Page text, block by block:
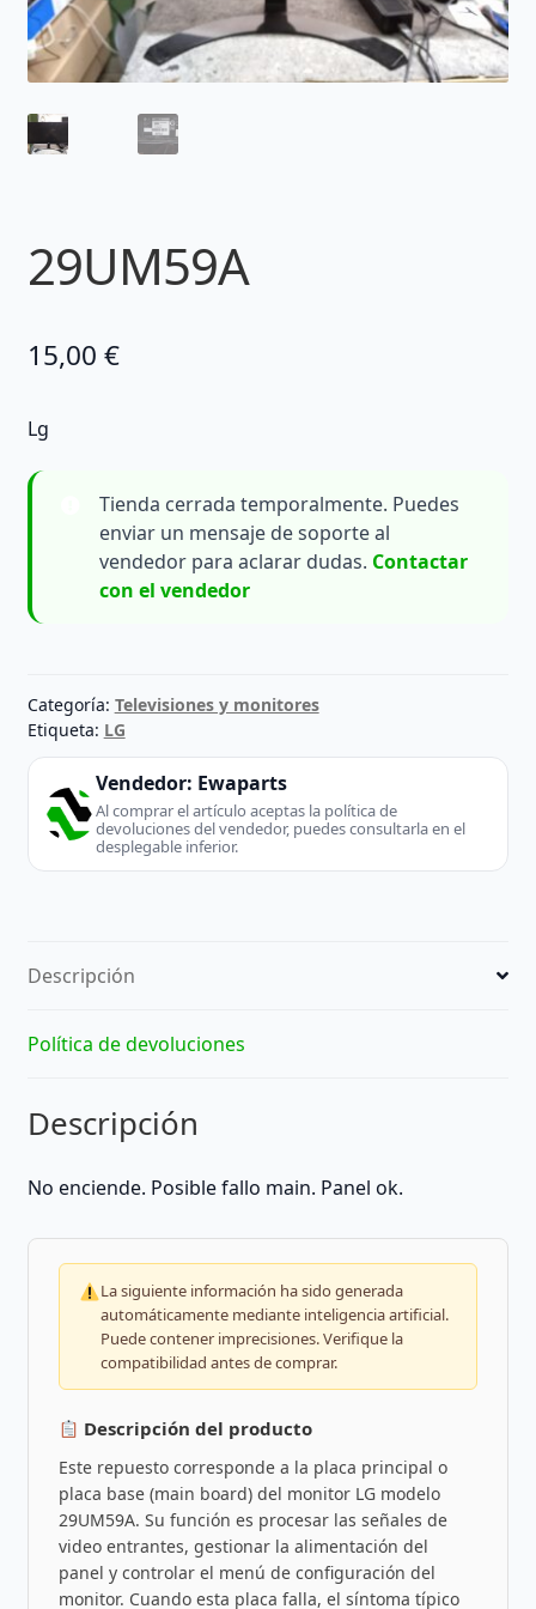
29UM59A
15,00 €
Lg
Tienda cerrada temporalmente. Puedes
enviar un mensaje de soporte al
vendedor para aclarar dudas. Contactar
con el vendedor
Categoría: Televisiones y monitores
Etiqueta: LG
Vendedor: Ewaparts
Al comprar el artículo aceptas la política de
devoluciones del vendedor, puedes consultarla en el
desplegable inferior.
Descripción
Política de devoluciones
Descripción
No enciende. Posible fallo main. Panel ok.
La siguiente información ha sido generada
automáticamente mediante inteligencia artificial.
Puede contener imprecisiones. Verifique la
compatibilidad antes de comprar.
Descripción del producto
Este repuesto corresponde a la placa principal o
placa base (main board) del monitor LG modelo
29UM59A. Su función es procesar las señales de
video entrantes, gestionar la alimentación del
panel y controlar el menú de configuración del
monitor. Cuando esta placa falla, el síntoma típico